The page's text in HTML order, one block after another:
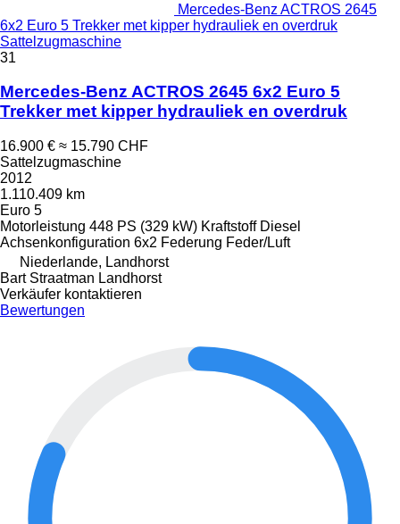
Mercedes-Benz ACTROS 2645
6x2 Euro 5 Trekker met kipper hydrauliek en overdruk
Sattelzugmaschine
31
Mercedes-Benz ACTROS 2645 6x2 Euro 5
Trekker met kipper hydrauliek en overdruk
16.900 € ≈ 15.790 CHF
Sattelzugmaschine
2012
1.110.409 km
Euro 5
Motorleistung 448 PS (329 kW) Kraftstoff Diesel
Achsenkonfiguration 6x2 Federung Feder/Luft
Niederlande, Landhorst
Bart Straatman Landhorst
Verkäufer kontaktieren
Bewertungen